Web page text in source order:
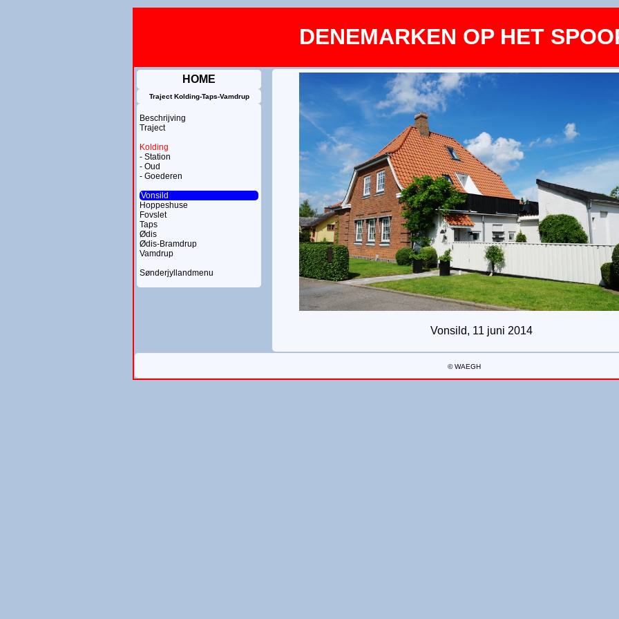
DENEMARKEN OP HET
HOME
Traject Kolding-Taps-Vamdrup
Beschrijving
Traject
Kolding
- Station
- Oud
- Goederen
Vonsild
Hoppeshuse
Fovslet
Taps
Ødis
Ødis-Bramdrup
Vamdrup
Sønderjyllandmenu
Vonsild, 11 juni 2014
© WAEGH